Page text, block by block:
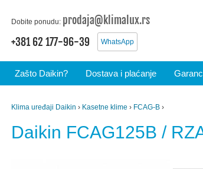
Dobite ponudu: prodaja@klimalux.rs
+381 62 177-96-39
WhatsApp
Zašto Daikin? Dostava i plaćanje
Klima uređaji Daikin › Kasetne klime › FCAG-B ›
Daikin FCAG125B /